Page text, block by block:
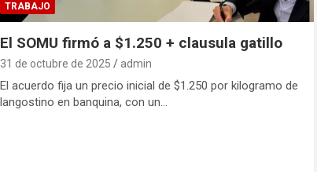
TRABAJO
El SOMU firmó a $1.250 + clausula gatillo
31 de octubre de 2025 admin
El acuerdo fija un precio inicial de $1.250 por kilogramo de
langostino en banquina, con un…